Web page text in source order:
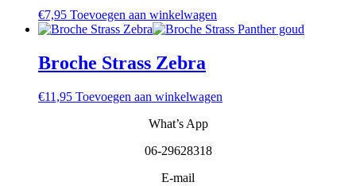
€7,95 Toevoegen aan winkelwagen
Broche Strass Zebra
€11,95 Toevoegen aan winkelwagen
What’s App
06-29628318
E-mail